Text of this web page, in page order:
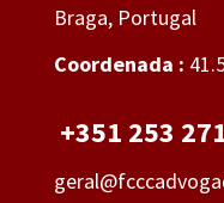
Braga, Portugal
Coordenada :
+351 253